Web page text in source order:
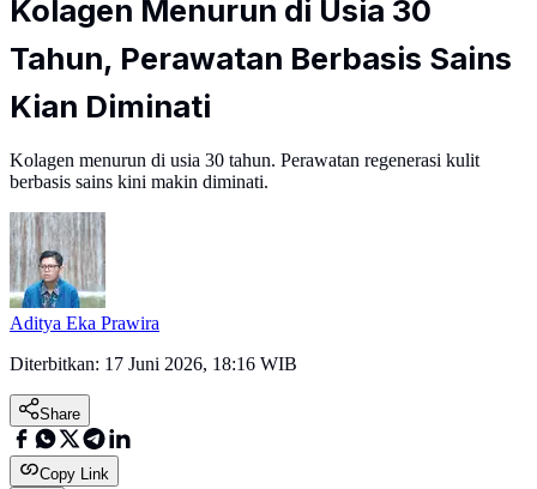
Kolagen Menurun di Usia 30
Tahun, Perawatan Berbasis Sains
Kian Diminati
Kolagen menurun di usia 30 tahun. Perawatan regenerasi kulit
berbasis sains kini makin diminati.
Aditya Eka Prawira
Diterbitkan: 17 Juni 2026, 18:16 WIB
Share
Copy Link